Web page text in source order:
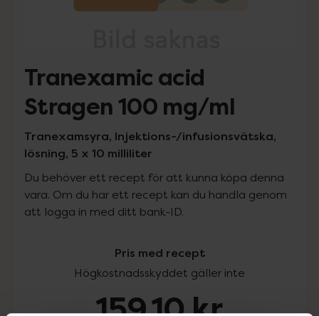
Tranexamic acid
Stragen 100 mg/ml
Tranexamsyra, Injektions-/infusionsvätska,
lösning, 5 x 10 milliliter
Du behöver ett recept för att kunna köpa denna
vara. Om du har ett recept kan du handla genom
att logga in med ditt bank-ID.
Pris med recept
Högkostnadsskyddet gäller inte